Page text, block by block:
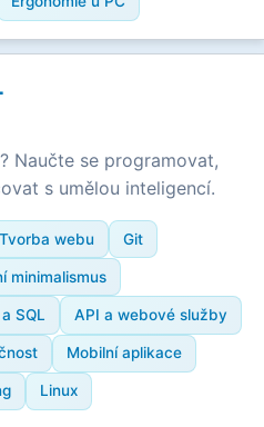
Naučte se programovat,
s umělou inteligencí.
Tvorba webu Git
minimalismus
SQL API a webové služby
Mobilní aplikace
Linux